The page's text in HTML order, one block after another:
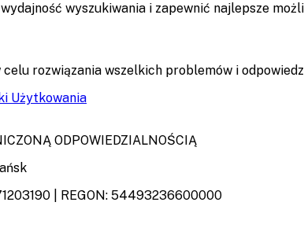
wyszukiwania i zapewnić najlepsze
rozwiązania wszelkich problemów i
Użytkowania
ODPOWIEDZIALNOŚCIĄ
| REGON: 54493236600000